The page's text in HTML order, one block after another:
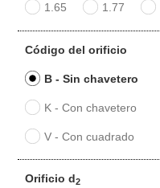
1.65 1.77
Código del orificio
B - Sin chavetero
K - Con chavetero
V - Con cuadrado
Orificio d2